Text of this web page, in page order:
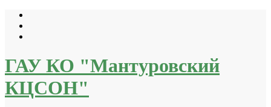
Перейти
содержимому
ГАУ КО "Мантуровский
КЦСОН"